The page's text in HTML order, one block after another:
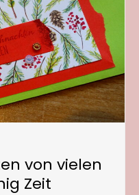
von vielen
Zeit